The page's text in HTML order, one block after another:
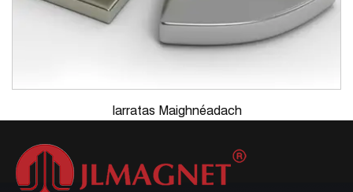
Iarratas Maighnéadach